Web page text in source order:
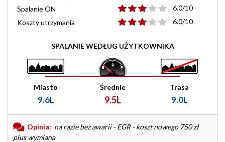
Spalanie ON
6.0/10
Koszty utrzymania
6.0/10
SPALANIE WEDŁUG UŻYTKOWNIKA
Miasto
9.6L
Średnie
9.5L
Trasa
9.0L
Opinia: na razie bez awarii - EGR - koszt nowego 750 zł
plus wymiana